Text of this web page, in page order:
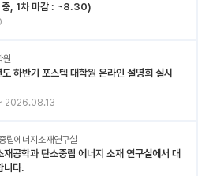
중, 1차 마감 : ~8.30)
원
하반기 포스텍 대학원 온라인 설명회 실시
2026.08.13
립에너지소재연구실
재공학과 탄소중립 에너지 소재 연구실에서 대
니다.